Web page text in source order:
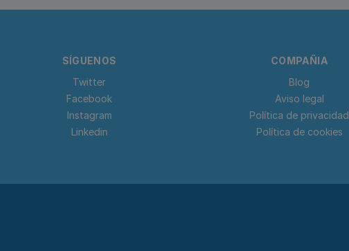
SÍGUENOS
Twitter
Facebook
Instagram
Linkedin
COMPAÑIA
Blog
Aviso legal
Política de privacidad
Política de cookies